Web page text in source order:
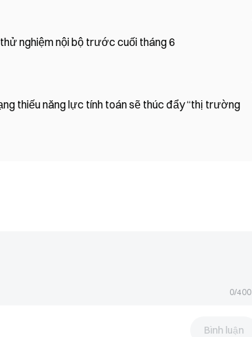
nghiệm nội bộ trước cuối tháng 6
thiếu năng lực tính toán sẽ thúc đẩy “thị trường
0/400
Bình luận